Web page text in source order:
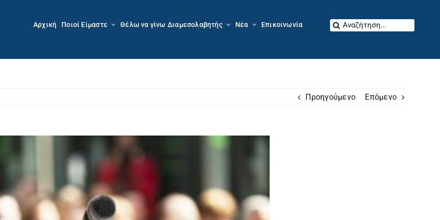
Αρχική Ποιοί Είμαστε Θέλω να γίνω Διαμεσολαβητής Νέα Επικοινωνία
Αναζήτηση
Προηγούμενο Επόμενο
μεγαλύτερης